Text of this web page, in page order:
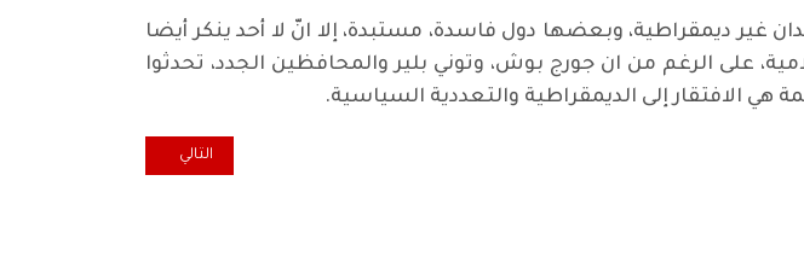
غير ديمقراطية، وبعضها دول فاسدة، مستبدة، إلا انّ لا أحد ينكر أيضا
على الرغم من ان جورج بوش، وتوني بلير والمحافظين الجدد، تحدثوا
المقال التالي: الوعي الصحي
التالي